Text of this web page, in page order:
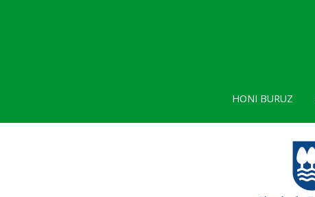
HONI BURUZ